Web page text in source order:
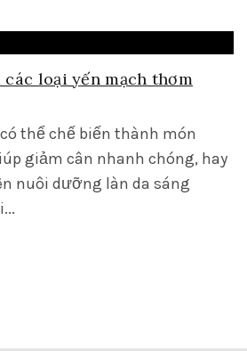
các loại yến mạch thơm
thể chế biến thành món
giảm cân nhanh chóng, hay
nuôi dưỡng làn da sáng